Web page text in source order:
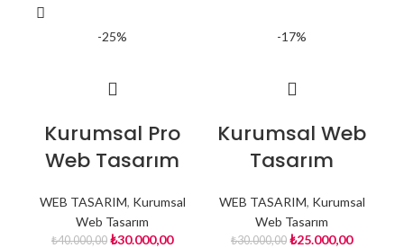
-25%
Kurumsal Pro
Web Tasarım
WEB TASARIM, Kurumsal
Web Tasarım
₺40.000,00 ₺30.000,00
-17%
Kurumsal Web
Tasarım
WEB TASARIM, Kurumsal
Web Tasarım
₺30.000,00 ₺25.000,00